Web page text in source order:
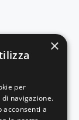
×
per
navigazione.
acconsenti a